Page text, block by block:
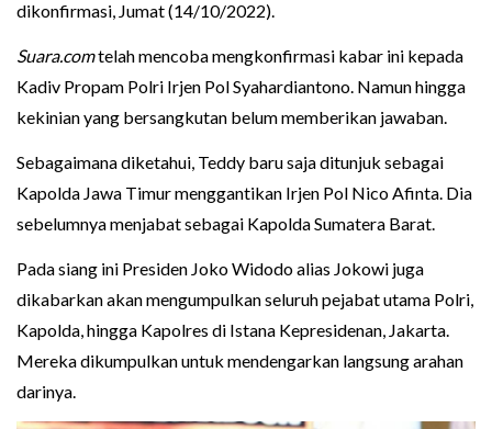
dikonfirmasi, Jumat (14/10/2022).
Suara.comtelah mencoba mengkonfirmasi kabar ini kepada
Kadiv Propam Polri Irjen Pol Syahardiantono. Namun hingga
kekinian yang bersangkutan belum memberikan jawaban.
Sebagaimana diketahui, Teddy baru saja ditunjuk sebagai
Kapolda Jawa Timur menggantikan Irjen Pol Nico Afinta. Dia
sebelumnya menjabat sebagai Kapolda Sumatera Barat.
Pada siang ini Presiden Joko Widodo alias Jokowi juga
dikabarkan akan mengumpulkan seluruh pejabat utama Polri,
Kapolda, hingga Kapolres di Istana Kepresidenan, Jakarta.
Mereka dikumpulkan untuk mendengarkan langsung arahan
darinya.